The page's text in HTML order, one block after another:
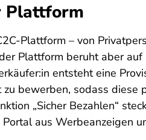
Plattform
Plattform – von
Plattform beruht aber
entsteht eine
bewerben, sodass
„Sicher Bezahlen“
aus Werbeanzeigen